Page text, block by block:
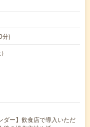
分)
ダー】飲食店で導入いただ